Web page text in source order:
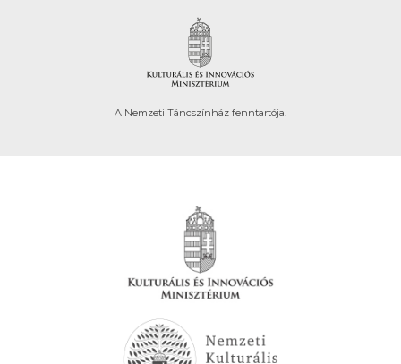
A Nemzeti Táncszínház fenntartója.